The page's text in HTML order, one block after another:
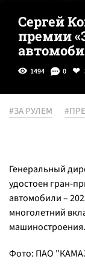
Сергей
премии
1494 0
#ЗА РУЛЕМ
Генеральный
удостоен гран-
автомобили –
многолетний
машиностроения.
Фото: ПАО